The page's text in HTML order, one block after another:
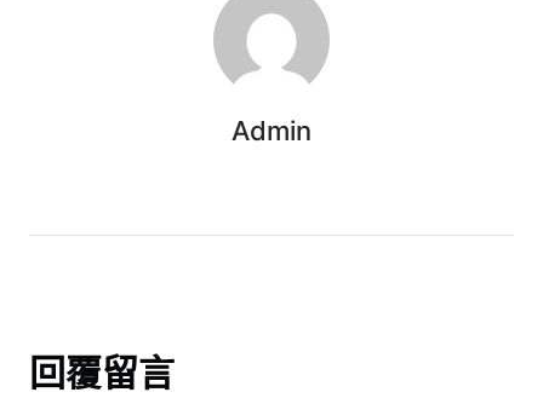
Admin
回覆留言